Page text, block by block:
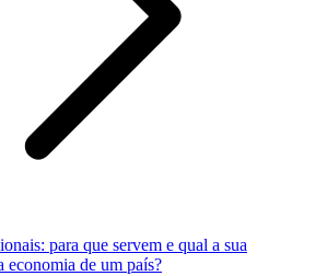
para que servem e qual a sua
economia de um país?